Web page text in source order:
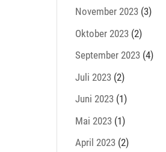
November 2023 (3)
Oktober 2023 (2)
September 2023 (4)
Juli 2023 (2)
Juni 2023 (1)
Mai 2023 (1)
April 2023 (2)